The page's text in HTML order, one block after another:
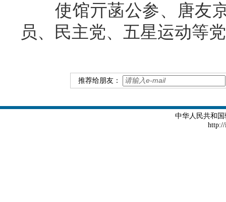
使馆亓菡公参、唐友
员、
民主党、五星运动等
推荐给朋友：
中华人民共和
http://